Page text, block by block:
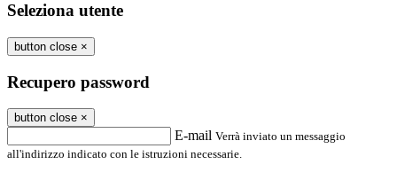
Seleziona utente
button close ×
Recupero password
button close ×
E-mail Verrà inviato un messaggio
all'indirizzo indicato con le istruzioni necessarie.